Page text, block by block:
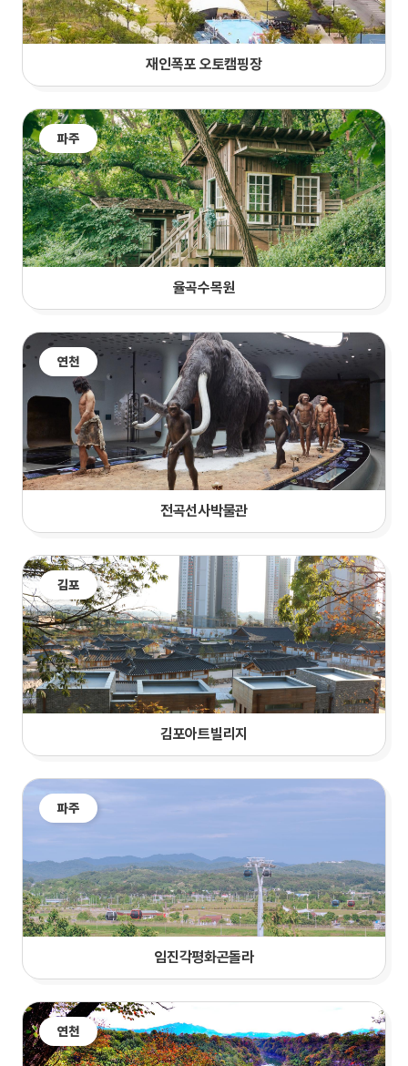
재인폭포 오토캠핑장
파주
율곡수목원
연천
전곡선사박물관
김포
김포아트빌리지
파주
임진각평화곤돌라
연천